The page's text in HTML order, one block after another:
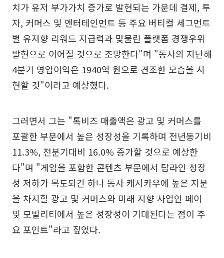
치가 유저 부가가치 증가로 발현되는 가운데 결제, 투
자, 커머스 및 엔터테인먼트 등 주요 버티컬 세그먼트
별 유저향 리워드 지급력과 맞물린 플랫폼 경쟁우위
발현으로 이어질 것으로 조망한다"며 "동사의 지난해
4분기 영업이익은 1940억 원으로 견조한 모습을 시
현할 것"이라고 예상했다.
그러면서 그는 "톡비즈 매출액은 광고 및 커머스를
포괄한 부문에서 높은 성장성을 기록하며 전년동기비
11.3%, 전분기대비 16.0% 증가할 것으로 예상한
다"며 "게임을 포함한 콘텐츠 부문에서 탑라인 성장
성 저하가 목도되긴 하나 동사 캐시카우에 높은 지분
을 차지할 광고 및 커머스와 미래 지향 사업인 페이
및 모빌리티에서 높은 성장성이 기대된다는 점이 주
요 포인트"라고 짚었다.